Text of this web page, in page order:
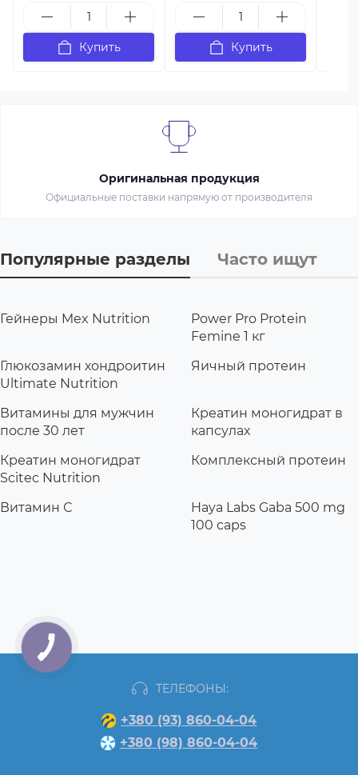
Купить Купить
Оригинальная продукция
Официальные поставки напрямую от производителя
Популярные разделы Часто ищут
Гейнеры Mex Nutrition
Power Pro Protein
Femine 1 кг
Глюкозамин хондроитин
Ultimate Nutrition
Яичный протеин
Витамины для мужчин
после 30 лет
Креатин моногидрат в
капсулах
Креатин моногидрат
Scitec Nutrition
Комплексный протеин
Витамин С
Haya Labs Gaba 500 mg
100 caps
ТЕЛЕФОНЫ:
+380 (93) 860-04-04
+380 (98) 860-04-04